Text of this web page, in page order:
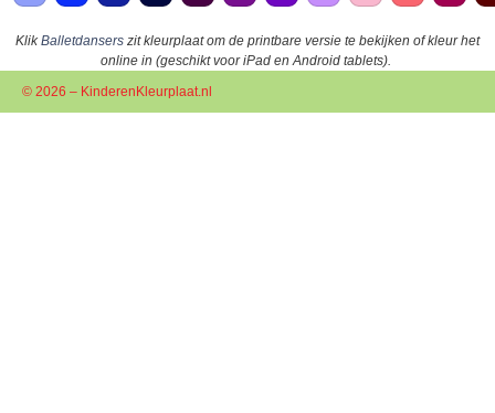
KlikBalletdansers zit kleurplaat om de printbare versie te bekijken of kleur het
online in (geschikt voor iPad en Android tablets).
© 2026 – KinderenKleurplaat.nl